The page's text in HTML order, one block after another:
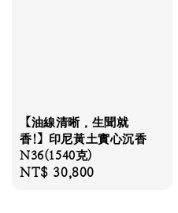
【油線清晰，生聞就
香!】印尼黃土實心沉香
N36(1540克)
Regular
NT$ 30,800